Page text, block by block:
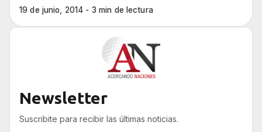
Mayweather"
19 de junio, 2014 - 3 min de lectura
Newsletter
Suscribite para recibir las últimas noticias.